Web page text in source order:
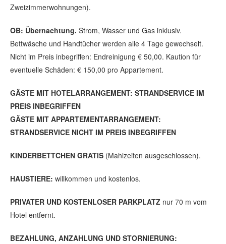
Zweizimmerwohnungen).
OB: Übernachtung. Strom, Wasser und Gas inklusiv.
Bettwäsche und Handtücher werden alle 4 Tage gewechselt.
Nicht im Preis inbegriffen: Endreinigung € 50,00. Kaution für
eventuelle Schäden: € 150,00 pro Appartement.
GÄSTE MIT HOTELARRANGEMENT: STRANDSERVICE IM
PREIS INBEGRIFFEN
GÄSTE MIT APPARTEMENTARRANGEMENT:
STRANDSERVICE NICHT IM PREIS INBEGRIFFEN
KINDERBETTCHEN GRATIS (Mahlzeiten ausgeschlossen).
HAUSTIERE: willkommen und kostenlos.
PRIVATER UND KOSTENLOSER PARKPLATZ nur 70 m vom
Hotel entfernt.
BEZAHLUNG, ANZAHLUNG UND STORNIERUNG: